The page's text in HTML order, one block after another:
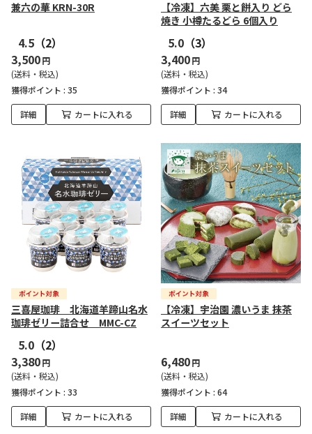
兼六の華 KRN-30R
4.5 （2）
3,500円
(送料・税込)
獲得ポイント : 35
詳細 カートに入れる
【冷凍】六美 栗と餅入り どら
焼き 小樽たるどら 6個入り
5.0 （3）
3,400円
(送料・税込)
獲得ポイント : 34
詳細 カートに入れる
三喜屋珈琲 北海道羊蹄山名水
珈琲ゼリー詰合せ MMC-CZ
5.0 （2）
3,380円
(送料・税込)
獲得ポイント : 33
詳細 カートに入れる
【冷凍】宇治園 濃いうま 抹茶
スイーツセット
6,480円
(送料・税込)
獲得ポイント : 64
詳細 カートに入れる